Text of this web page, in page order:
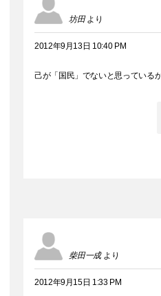
坊田 より
2012年9月13日 10:40 PM
己が「国民」でないと思っている
柴田一成 より
2012年9月15日 1:33 PM